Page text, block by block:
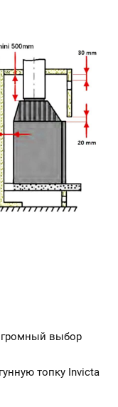
выбор
топку Invicta